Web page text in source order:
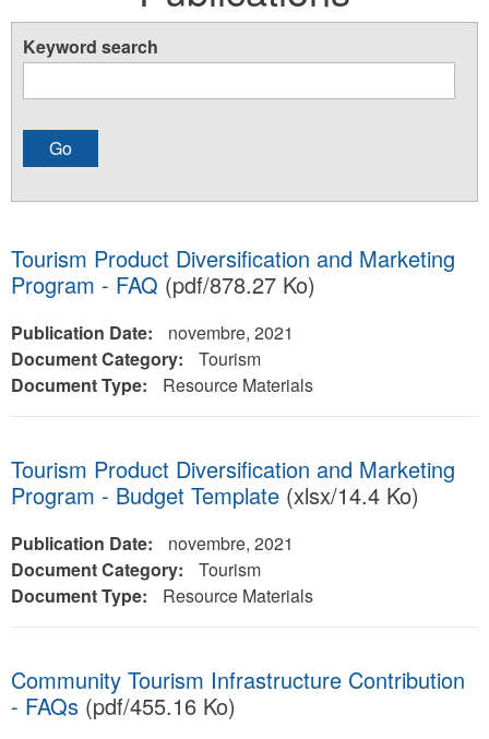
iciKeyword search
Tourism Product Diversification and Marketing
Program - FAQ (pdf/878.27 Ko)
Publication Date:
novembre, 2021
Document Category:
Tourism
Document Type:
Resource Materials
Tourism Product Diversification and Marketing
Program - Budget Template (xlsx/14.4 Ko)
Publication Date:
novembre, 2021
Document Category:
Tourism
Document Type:
Resource Materials
Community Tourism Infrastructure Contribution
- FAQs (pdf/455.16 Ko)